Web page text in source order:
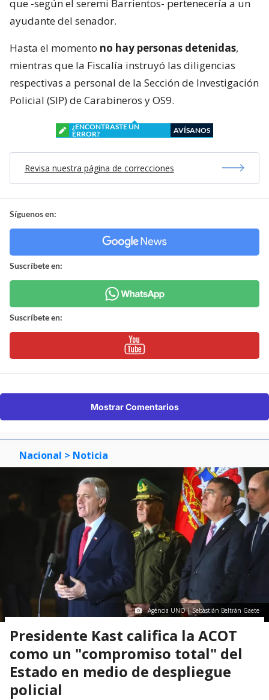
que -según el seremi Barrientos- pertenecería a un
ayudante del senador.
Hasta el momento no hay personas detenidas,
mientras que la Fiscalía instruyó las diligencias
respectivas a personal de la Sección de Investigación
Policial (SIP) de Carabineros y OS9.
¿ENCONTRASTE UN
ERROR?
AVÍSANOS
Revisa nuestra página de correcciones
Síguenos en:
Suscríbete en:
Suscríbete en:
Mostrar Comentarios
Nacional > Noticia
Agencia UNO | Sebastián Beltrán Gaete
Presidente Kast califica la ACOT
como un "compromiso total" del
Estado en medio de despliegue
policial